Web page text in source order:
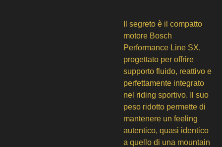
Il segreto è il compatto
motore Bosch
Performance Line SX,
progettato per offrire
supporto fluido, reattivo e
perfettamente integrato
nel riding sportivo. Il suo
peso ridotto permette di
mantenere un feeling
autentico, quasi identico
a quello di una mountain